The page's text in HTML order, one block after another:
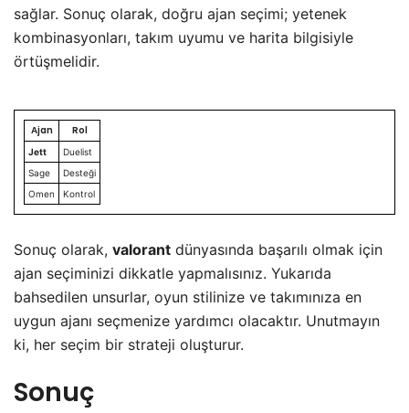
sağlar. Sonuç olarak, doğru ajan seçimi; yetenek
kombinasyonları, takım uyumu ve harita bilgisiyle
örtüşmelidir.
Ajan Rol
Jett
Duelist
Sage
Desteği
Omen
Kontrol
Sonuç olarak, valorant dünyasında başarılı olmak için
ajan seçiminizi dikkatle yapmalısınız. Yukarıda
bahsedilen unsurlar, oyun stilinize ve takımınıza en
uygun ajanı seçmenize yardımcı olacaktır. Unutmayın
ki, her seçim bir strateji oluşturur.
Sonuç